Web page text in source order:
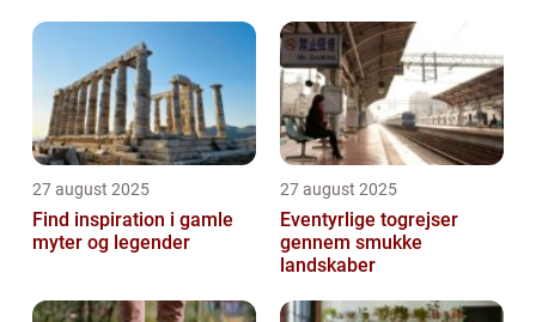
27 august 2025
Find inspiration i gamle
myter og legender
27 august 2025
Eventyrlige togrejser
gennem smukke
landskaber